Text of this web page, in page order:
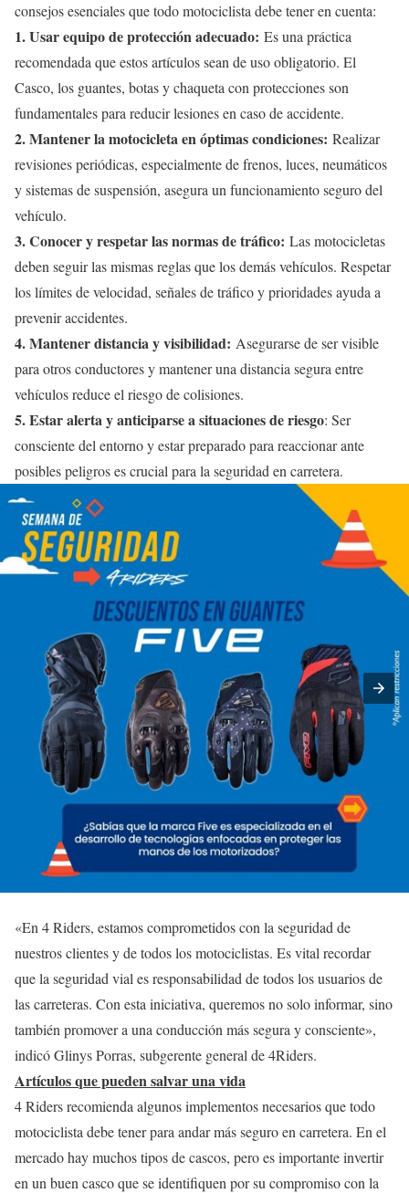
consejos esenciales que todo motociclista debe tener en cuenta:
1. Usar equipo de protección adecuado: Es una práctica
recomendada que estos artículos sean de uso obligatorio. El
Casco, los guantes, botas y chaqueta con protecciones son
fundamentales para reducir lesiones en caso de accidente.
2. Mantener la motocicleta en óptimas condiciones: Realizar
revisiones periódicas, especialmente de frenos, luces, neumáticos
y sistemas de suspensión, asegura un funcionamiento seguro del
vehículo.
3. Conocer y respetar las normas de tráfico: Las motocicletas
deben seguir las mismas reglas que los demás vehículos. Respetar
los límites de velocidad, señales de tráfico y prioridades ayuda a
prevenir accidentes.
4. Mantener distancia y visibilidad: Asegurarse de ser visible
para otros conductores y mantener una distancia segura entre
vehículos reduce el riesgo de colisiones.
5. Estar alerta y anticiparse a situaciones de riesgo: Ser
consciente del entorno y estar preparado para reaccionar ante
posibles peligros es crucial para la seguridad en carretera.
«En 4 Riders, estamos comprometidos con la seguridad de
nuestros clientes y de todos los motociclistas. Es vital recordar
que la seguridad vial es responsabilidad de todos los usuarios de
las carreteras. Con esta iniciativa, queremos no solo informar, sino
también promover a una conducción más segura y consciente»,
indicó Glinys Porras, subgerente general de 4Riders.
Artículos que pueden salvar una vida
4 Riders recomienda algunos implementos necesarios que todo
motociclista debe tener para andar más seguro en carretera. En el
mercado hay muchos tipos de cascos, pero es importante invertir
en un buen casco que se identifiquen por su compromiso con la